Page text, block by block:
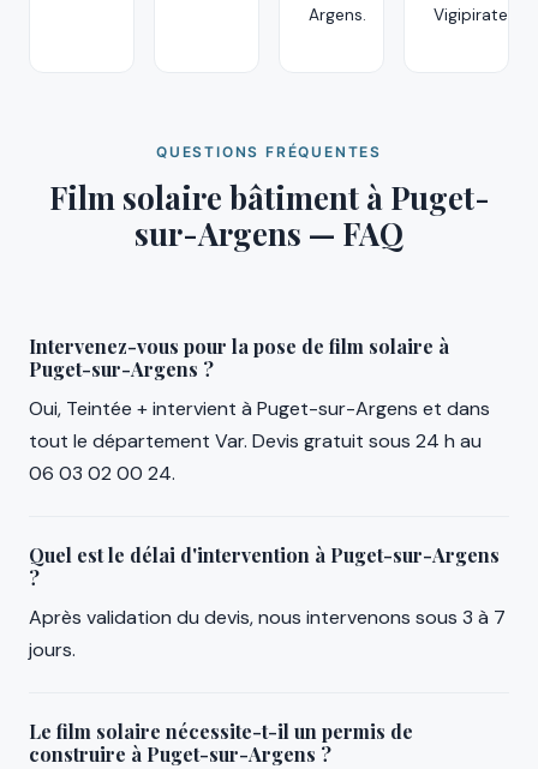
Argens.
Vigipirate.
QUESTIONS FRÉQUENTES
Film solaire bâtiment à Puget-
sur-Argens — FAQ
Intervenez-vous pour la pose de film solaire à
Puget-sur-Argens ?
Oui, Teintée + intervient à Puget-sur-Argens et dans
tout le département Var. Devis gratuit sous 24 h au
06 03 02 00 24.
Quel est le délai d'intervention à Puget-sur-Argens
?
Après validation du devis, nous intervenons sous 3 à 7
jours.
Le film solaire nécessite-t-il un permis de
construire à Puget-sur-Argens ?